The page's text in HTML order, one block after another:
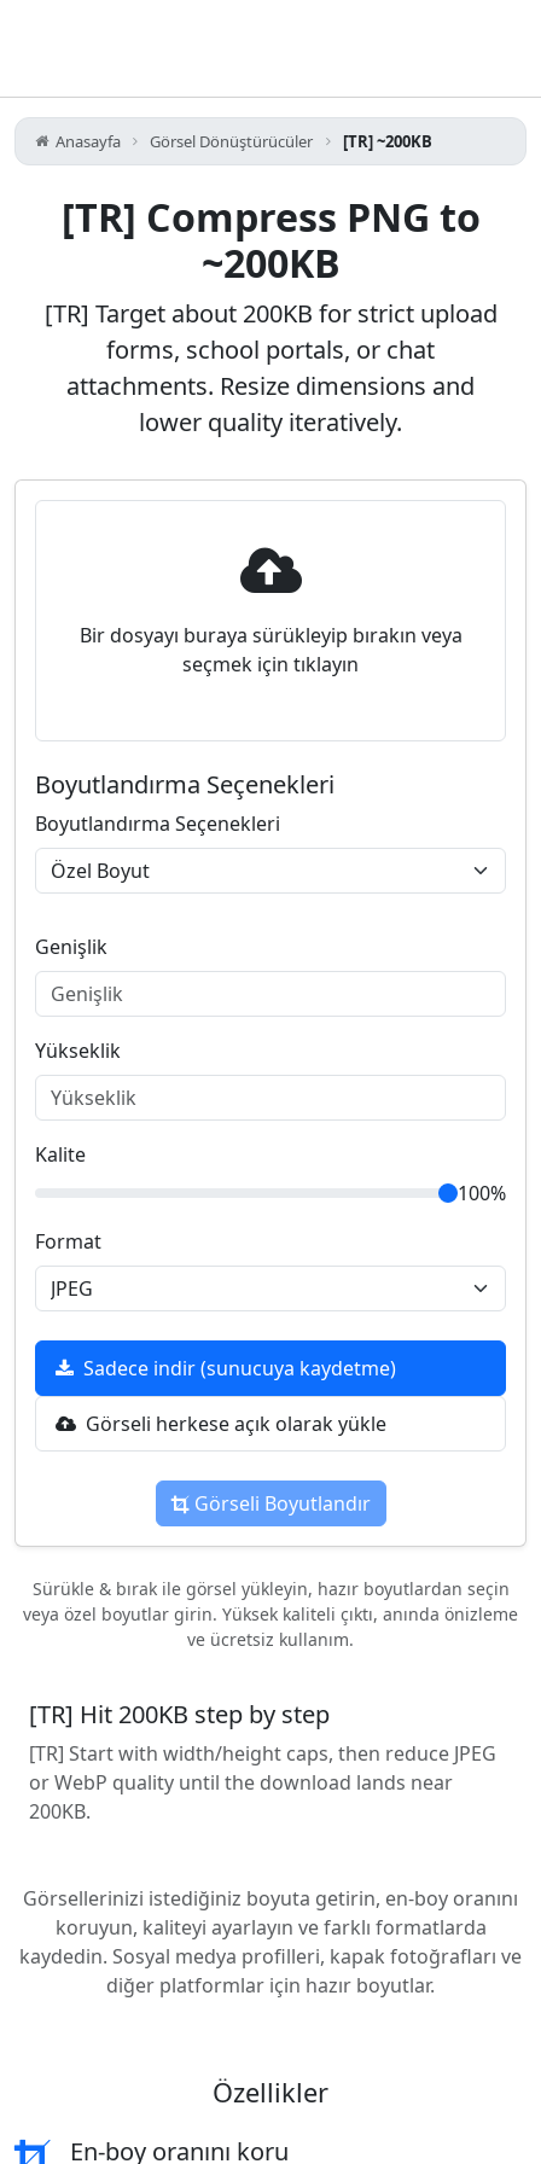
Anasayfa Görsel Dönüştürücüler [TR] ~200KB
[TR] Compress PNG to
~200KB
[TR] Target about 200KB for strict upload
forms, school portals, or chat
attachments. Resize dimensions and
lower quality iteratively.
Bir dosyayı buraya sürükleyip bırakın veya
seçmek için tıklayın
Boyutlandırma Seçenekleri
Boyutlandırma Seçenekleri
Genişlik
Yükseklik
Kalite
100%
Format
Sadece indir (sunucuya kaydetme)
Görseli herkese açık olarak yükle
Görseli Boyutlandır
Sürükle & bırak ile görsel yükleyin, hazır boyutlardan seçin
veya özel boyutlar girin. Yüksek kaliteli çıktı, anında önizleme
ve ücretsiz kullanım.
[TR] Hit 200KB step by step
[TR] Start with width/height caps, then reduce JPEG
or WebP quality until the download lands near
200KB.
Görsellerinizi istediğiniz boyuta getirin, en-boy oranını
koruyun, kaliteyi ayarlayın ve farklı formatlarda
kaydedin. Sosyal medya profilleri, kapak fotoğrafları ve
diğer platformlar için hazır boyutlar.
Özellikler
En-boy oranını koru